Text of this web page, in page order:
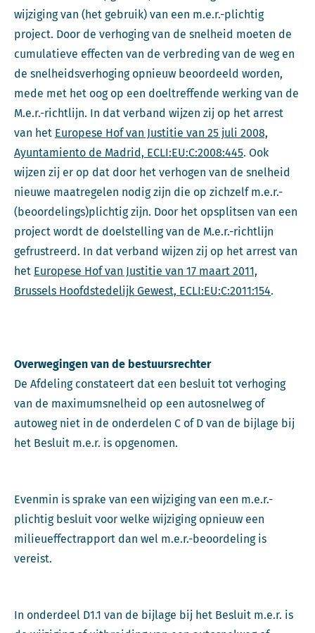
wijziging van (het gebruik) van een m.e.r.-plichtig
project. Door de verhoging van de snelheid moeten de
cumulatieve effecten van de verbreding van de weg en
de snelheidsverhoging opnieuw beoordeeld worden,
mede met het oog op een doeltreffende werking van de
M.e.r.-richtlijn. In dat verband wijzen zij op het arrest
van het Europese Hof van Justitie van 25 juli 2008,
Ayuntamiento de Madrid, ECLI:EU:C:2008:445. Ook
wijzen zij er op dat door het verhogen van de snelheid
nieuwe maatregelen nodig zijn die op zichzelf m.e.r.-
(beoordelings)plichtig zijn. Door het opsplitsen van een
project wordt de doelstelling van de M.e.r.-richtlijn
gefrustreerd. In dat verband wijzen zij op het arrest van
het Europese Hof van Justitie van 17 maart 2011,
Brussels Hoofdstedelijk Gewest, ECLI:EU:C:2011:154.
Overwegingen van de bestuursrechter
De Afdeling constateert dat een besluit tot verhoging
van de maximumsnelheid op een autosnelweg of
autoweg niet in de onderdelen C of D van de bijlage bij
het Besluit m.e.r. is opgenomen.
Evenmin is sprake van een wijziging van een m.e.r.-
plichtig besluit voor welke wijziging opnieuw een
milieueffectrapport dan wel m.e.r.-beoordeling is
vereist.
In onderdeel D1.1 van de bijlage bij het Besluit m.e.r. is